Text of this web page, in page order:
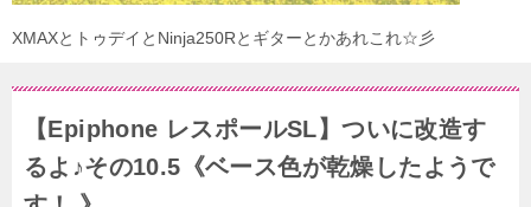
XMAXとトゥデイとNinja250Rとギターとかあれこれ☆彡
【Epiphone レスポールSL】ついに改造す
るよ♪その10.5《ベース色が乾燥したようで